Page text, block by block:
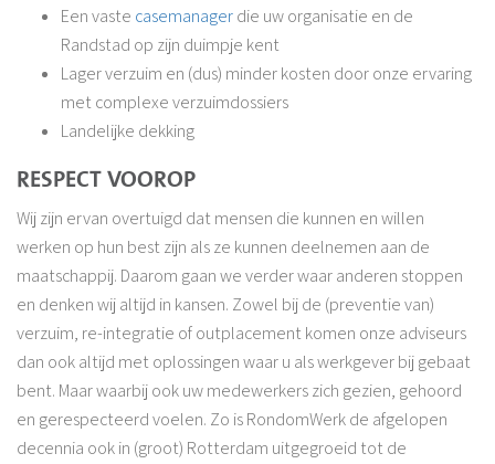
Een vaste casemanagerdie uw organisatie en de
Randstad op zijn duimpje kent
Lager verzuim en (dus) minder kosten door onze ervaring
met complexe verzuimdossiers
Landelijke dekking
RESPECT VOOROP
Wij zijn ervan overtuigd dat mensen die kunnen en willen
werken op hun best zijn als ze kunnen deelnemen aan de
maatschappij. Daarom gaan we verder waar anderen stoppen
en denken wij altijd in kansen. Zowel bij de (preventie van)
verzuim, re-integratie of outplacement komen onze adviseurs
dan ook altijd met oplossingen waar u als werkgever bij gebaat
bent. Maar waarbij ook uw medewerkers zich gezien, gehoord
en gerespecteerd voelen. Zo is RondomWerk de afgelopen
decennia ook in (groot) Rotterdam uitgegroeid tot de